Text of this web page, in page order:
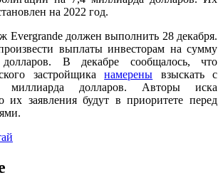
на 2022 год.
Evergrande должен выполнить 28 декабря.
выплаты инвесторам на сумму
В декабре сообщалось, что
застройщиканамерены взыскать с
миллиарда долларов. Авторы иска
их заявления будут в приоритете перед